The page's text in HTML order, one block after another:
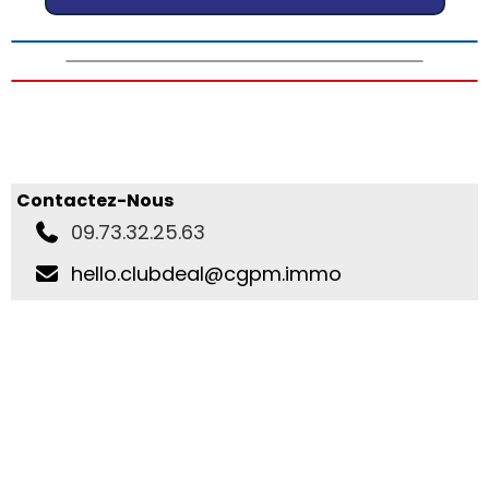
Contactez-Nous
09.73.32.25.63
hello.clubdeal@cgpm.immo